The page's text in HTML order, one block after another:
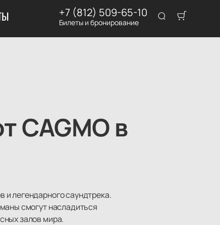
+7 (812) 509-65-10
Билеты и бронирование
CAGMO в
легендарного саундтрека.
смогут насладиться
залов мира.